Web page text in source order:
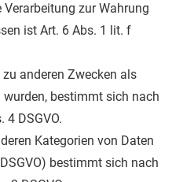
zur Wahrung
ist Art. 6 Abs. 1 lit. f
anderen Zwecken als
wurden, bestimmt sich nach
4 DSGVO.
Kategorien von Daten
bestimmt sich nach